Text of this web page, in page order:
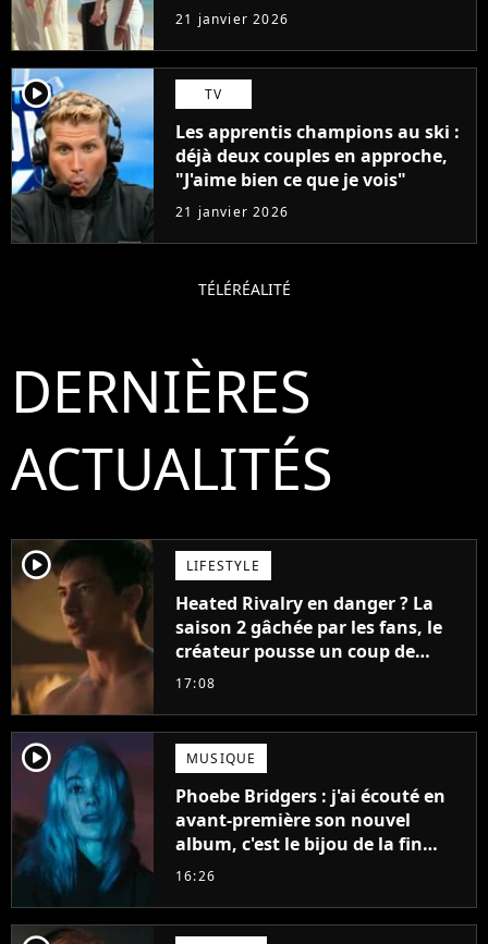
21 janvier 2026
player2 TV
Les apprentis champions au ski :
déjà deux couples en approche,
"J'aime bien ce que je vois"
21 janvier 2026
TÉLÉRÉALITÉ
DERNIÈRES
ACTUALITÉS
player2 LIFESTYLE
Heated Rivalry en danger ? La
saison 2 gâchée par les fans, le
créateur pousse un coup de
gueule
17:08
player2 MUSIQUE
Phoebe Bridgers : j'ai écouté en
avant-première son nouvel
album, c'est le bijou de la fin
d'été
16:26